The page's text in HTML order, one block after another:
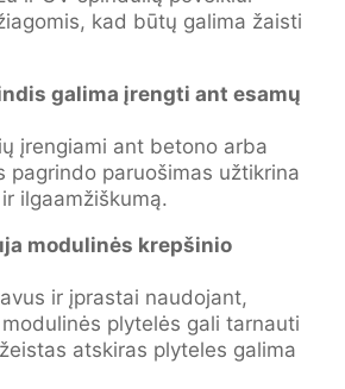
kad būtų galima žaisti
galima įrengti ant esamų
įrengiami ant betono arba
pagrindo paruošimas užtikrina
ilgaamžiškumą.
modulinės krepšinio
ir įprastai naudojant,
plytelės gali tarnauti
atskiras plyteles galima